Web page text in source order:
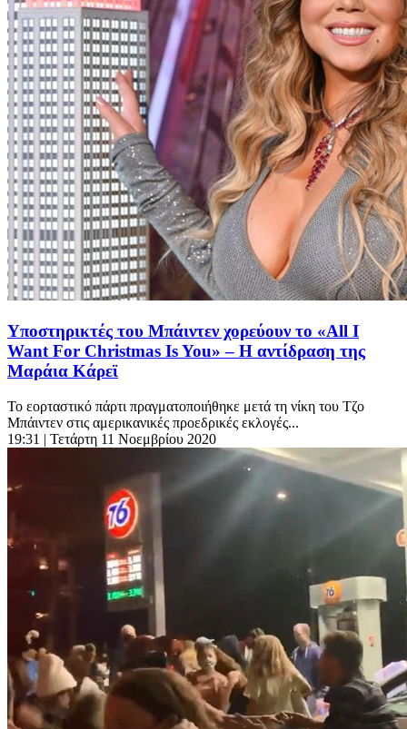
Υποστηρικτές του Μπάιντεν χορεύουν το «All I
Want For Christmas Is You» – Η αντίδραση της
Μαράια Κάρεϊ
Το εορταστικό πάρτι πραγματοποιήθηκε μετά τη νίκη του Τζο
Μπάιντεν στις αμερικανικές προεδρικές εκλογές...
19:31 | Τετάρτη 11 Νοεμβρίου 2020